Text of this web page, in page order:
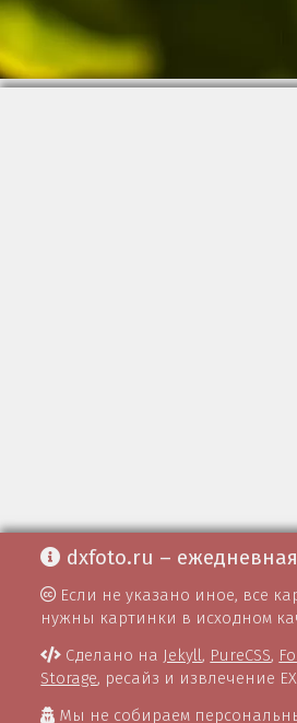
dxfoto.ru –
Если не указано иное, все
нужны картинки в исходном
Сделано на Jekyll, PureCSS,
Storage, ресайз и извлечение
Мы не собираем